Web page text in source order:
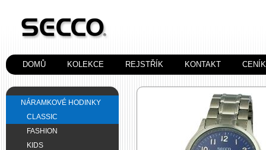
DOMŮ KOLEKCE REJSTŘÍK KONTAKT
NÁRAMKOVÉ HODINKY
CLASSIC
FASHION
KIDS